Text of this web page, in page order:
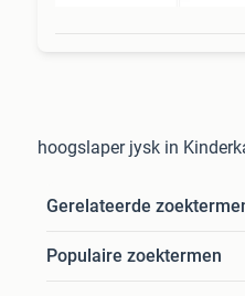
hoogslaper jysk in
Gerelateerde
Populaire zoektermen